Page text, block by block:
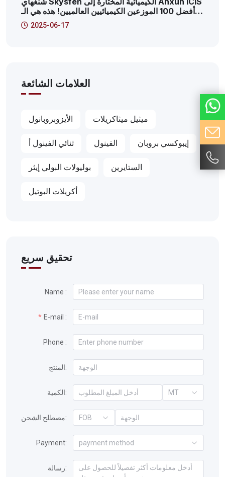
أفضل 100 الموزعين الكيميائيين العالميين! هذه هي الـ
41!2025-06-17
العلامات الشائعة
الأيزوبروبانول ميثيل ميثاكريلات
ثنائي الفينول أ الفينول إيبوكسي بروبان
بوليولات البولي إيثر الستايرين
أكريلات البوتيل
تحقيق سريع
Name :
E-mail :
Phone :
المنتج:
الكمية: MT
مصطلح الشحن: FOB
Payment: payment method
رسالة: